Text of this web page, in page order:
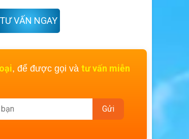
TƯ VẤN NGAY
, để được gọi vàtư vấn miễn